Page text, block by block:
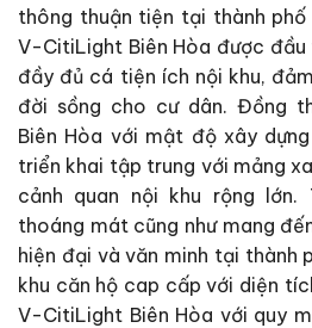
thông thuận tiện tại thành phố
V-CitiLight Biên Hòa được
đầy đủ cá tiện ích nội khu,
đời sồng cho cư dân. Đồng
Biên Hòa với mật độ xây
triển khai tập trung với mảng
cảnh quan nội khu rộng
thoáng mát cũng như mang
hiện đại và văn minh tại thành
khu căn hộ cap cấp với diện
V-CitiLight Biên Hòa với quy